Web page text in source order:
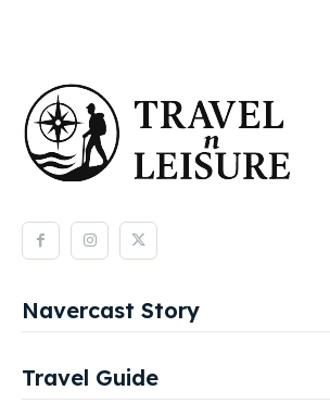
Navercast Story
Travel Guide